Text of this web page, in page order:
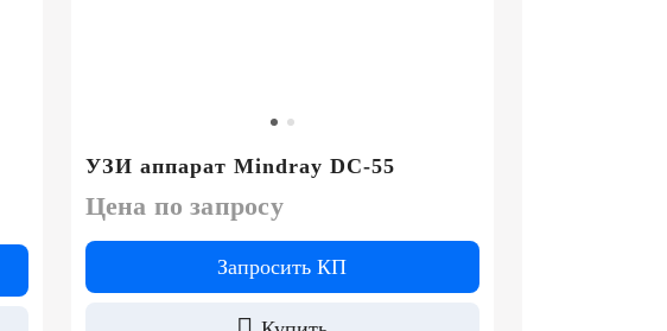
УЗИ аппарат Mindray DC-55
Цена по запросу
Запросить КП